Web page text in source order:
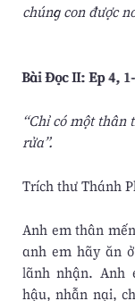
chúng con được
Bài Ðọc II: Ep 4,
“Chỉ có một
rửa”.
Trích thư Thánh
Anh em thân
anh em hãy ăn
lãnh nhận. Anh
hậu, nhẫn nại,